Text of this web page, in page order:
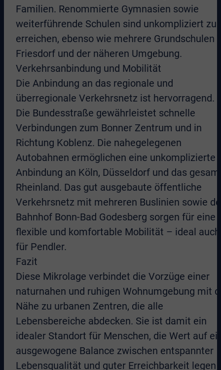
Familien. Renommierte Gymnasien sowie
weiterführende Schulen sind unkompliziert zu
erreichen, ebenso wie mehrere Grundschulen
Friesdorf und der näheren Umgebung.
Verkehrsanbindung und Mobilität
Die Anbindung an das regionale und
überregionale Verkehrsnetz ist hervorragend.
Die Bundesstraße gewährleistet schnelle
Verbindungen zum Bonner Zentrum und in
Richtung Koblenz. Die nahegelegenen
Autobahnen ermöglichen eine unkomplizierte
Anbindung an Köln, Düsseldorf und das
Rheinland. Das gut ausgebaute öffentliche
Verkehrsnetz mit mehreren Buslinien sowie
Bahnhof Bonn-Bad Godesberg sorgen für eine
flexible und komfortable Mobilität – ideal auch
für Pendler.
Fazit
Diese Mikrolage verbindet die Vorzüge einer
naturnahen und ruhigen Wohnumgebung mit
Nähe zu urbanen Zentren, die alle
Lebensbereiche abdecken. Sie ist damit ein
idealer Standort für Menschen, die Wert auf
ausgewogene Balance zwischen entspannter
Lebensqualität und guter Erreichbarkeit legen